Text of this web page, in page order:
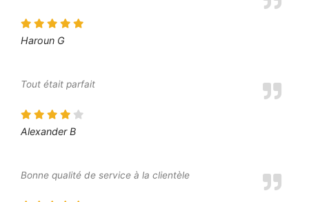
Haroun G
Tout était parfait
Alexander B
Bonne qualité de service à la clientèle